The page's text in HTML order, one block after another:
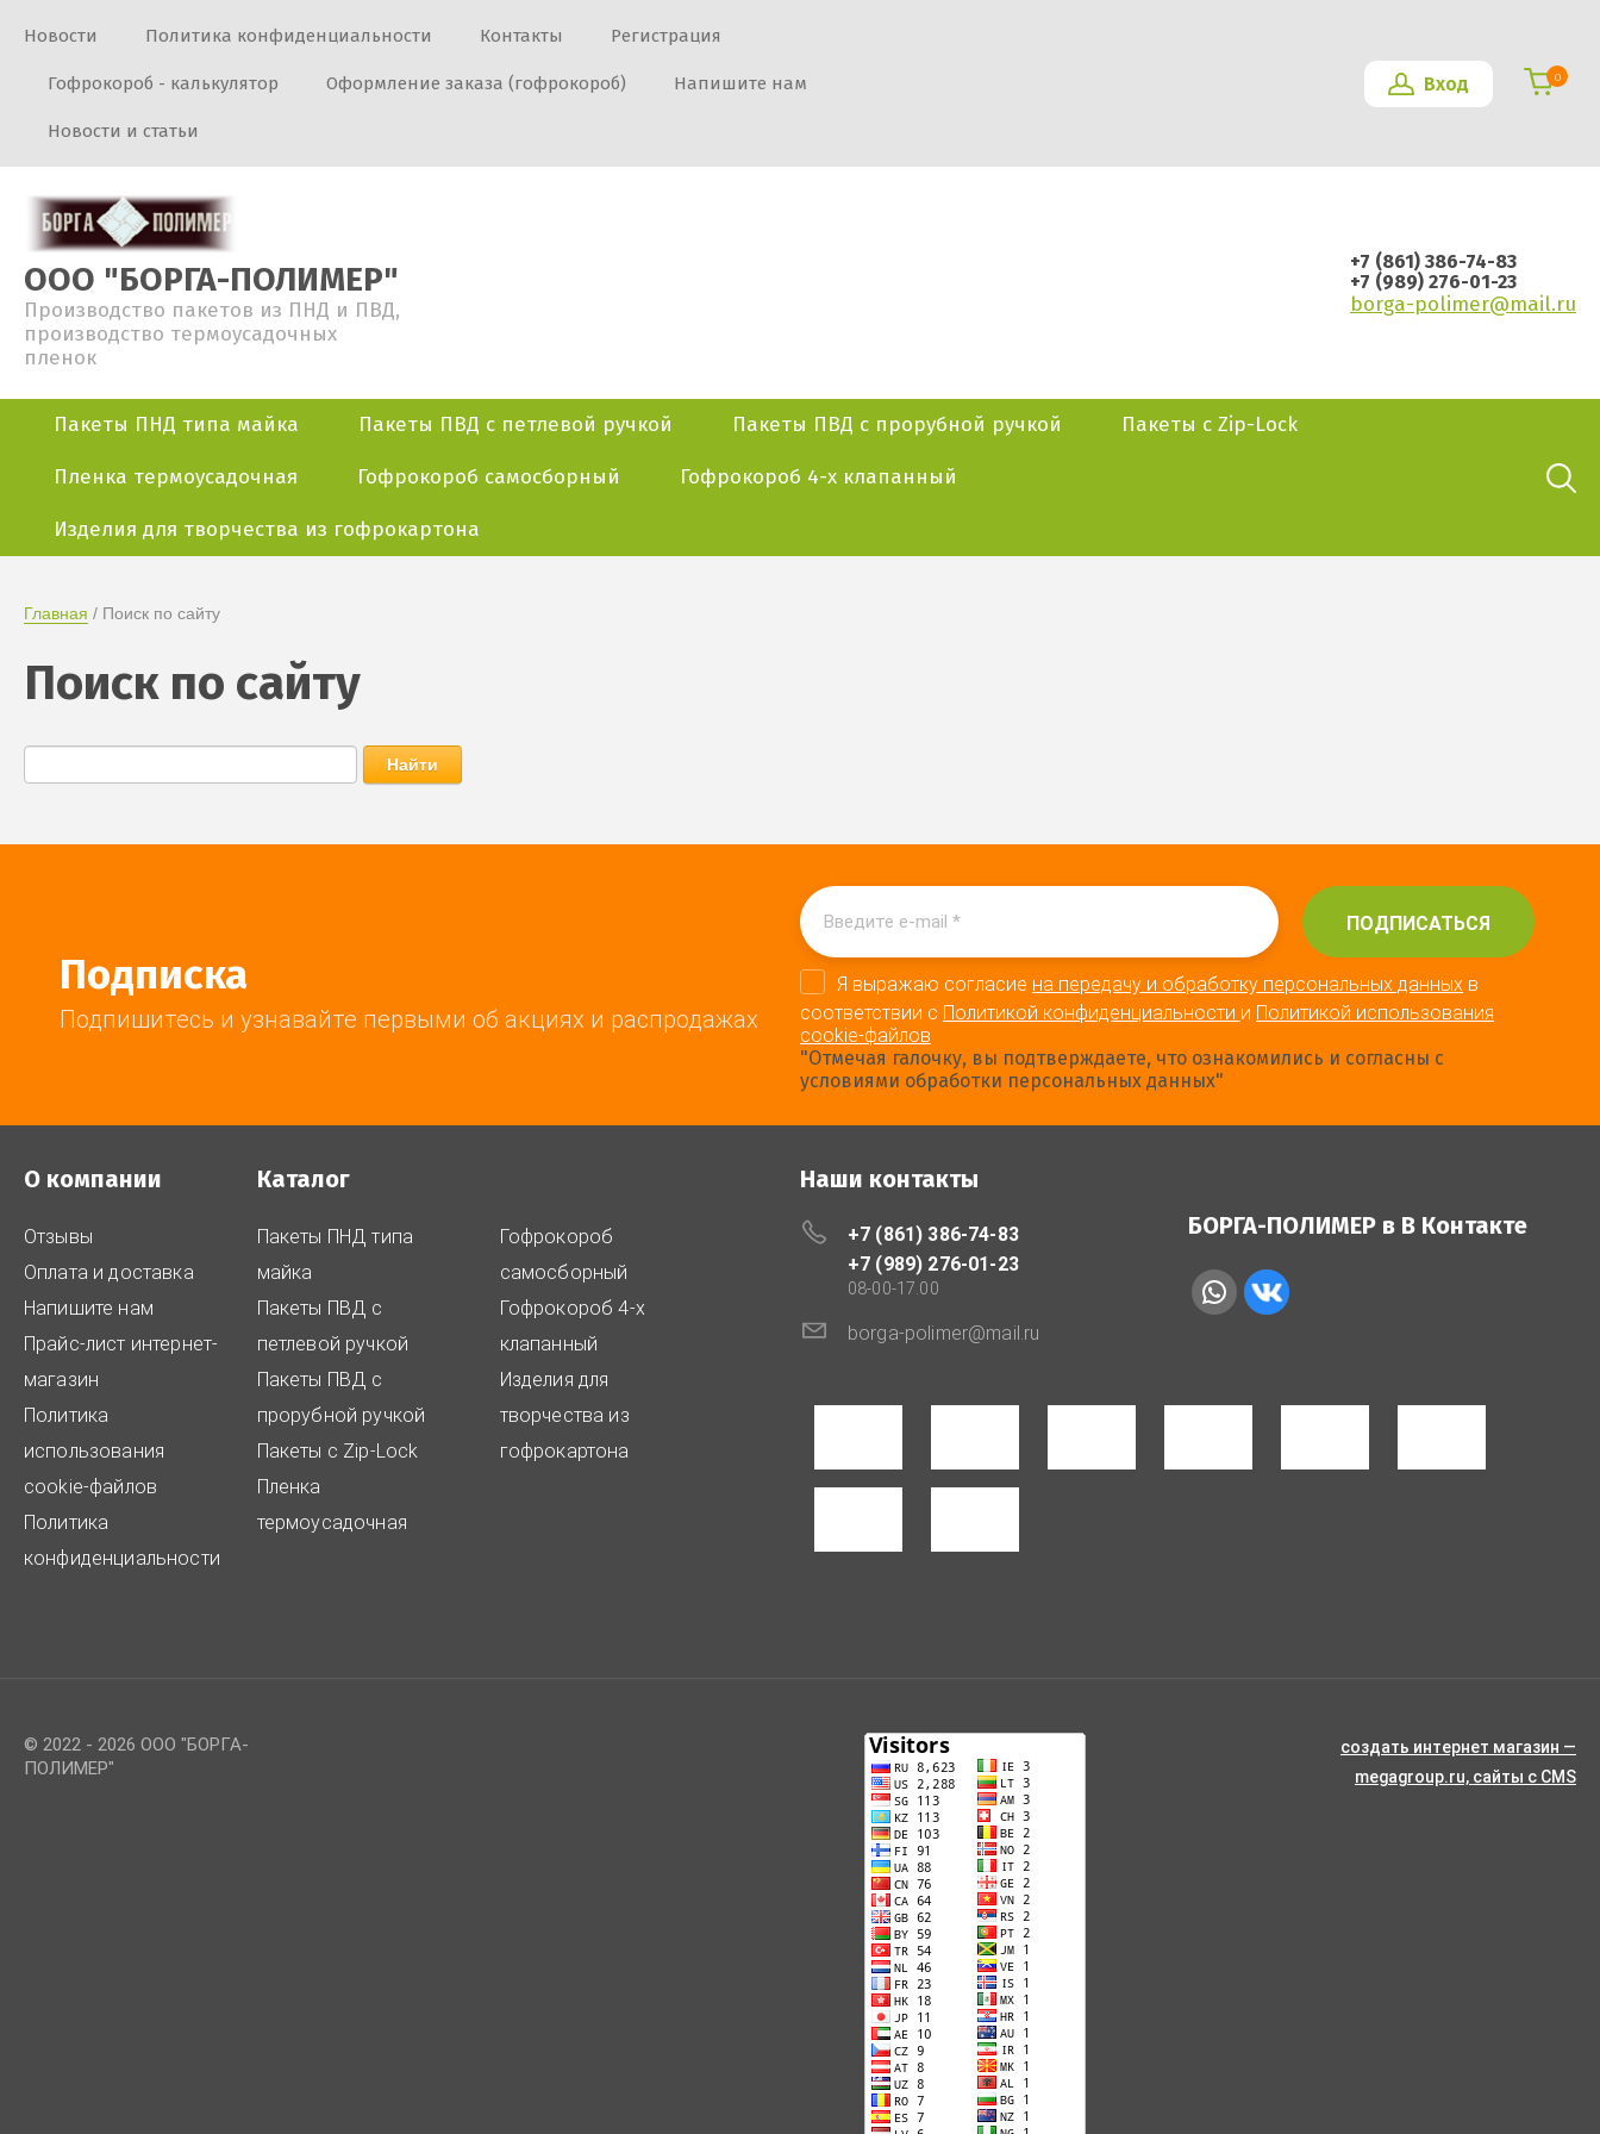
Новости Политика конфиденциальности Контакты Регистрация
Гофрокороб - калькулятор Оформление заказа (гофрокороб) Напишите нам
Новости и статьи
Вход 0
ООО "БОРГА-ПОЛИМЕР"
Производство пакетов из ПНД и ПВД,
производство термоусадочных
пленок
+7 (861) 386-74-83
+7 (989) 276-01-23
borga-polimer@mail.ru
Пакеты ПНД типа майка Пакеты ПВД с петлевой ручкой Пакеты ПВД с прорубной ручкой Пакеты с Zip-Lock
Пленка термоусадочная Гофрокороб самосборный Гофрокороб 4-х клапанный
Изделия для творчества из гофрокартона
Главная / Поиск по сайту
Поиск по сайту
Найти
Подписка
Подпишитесь и узнавайте первыми об акциях и распродажах
Я выражаю согласие на передачу и обработку персональных данных в
соответствии с Политикой конфиденциальности и Политикой использования
cookie-файлов
"Отмечая галочку, вы подтверждаете, что ознакомились и согласны с
условиями обработки персональных данных"
ПОДПИСАТЬСЯ
О компании
Отзывы
Оплата и доставка
Напишите нам
Прайс-лист интернет-
магазин
Политика
использования
cookie-файлов
Политика
конфиденциальности
Каталог
Пакеты ПНД типа
майка
Пакеты ПВД с
петлевой ручкой
Пакеты ПВД с
прорубной ручкой
Пакеты с Zip-Lock
Пленка
термоусадочная
Гофрокороб
самосборный
Гофрокороб 4-х
клапанный
Изделия для
творчества из
гофрокартона
Наши контакты
+7 (861) 386-74-83
+7 (989) 276-01-23
08-00-17.00
borga-polimer@mail.ru
БОРГА-ПОЛИМЕР в В Контакте
© 2022 - 2026 ООО "БОРГА-
ПОЛИМЕР"
создать интернет магазин —
megagroup.ru, сайты с CMS